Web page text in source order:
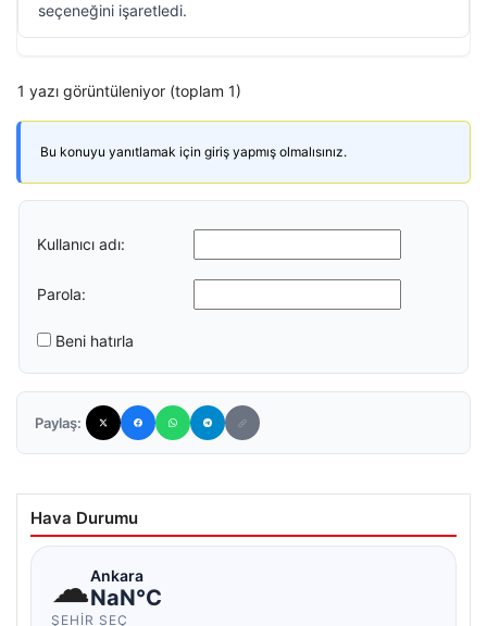
seçeneğini işaretledi.
1 yazı görüntüleniyor (toplam 1)
Bu konuyu yanıtlamak için giriş yapmış olmalısınız.
Kullanıcı adı:
Parola:
Beni hatırla
Paylaş:
Hava Durumu
☁Ankara
NaN°C
ŞEHIR SEÇ